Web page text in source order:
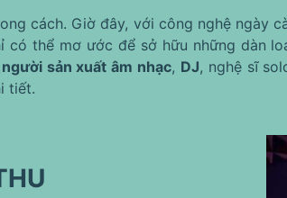
cách. Giờ đây, với công nghệ ngày
thể mơ ước để sở hữu những dàn
người sản xuất âm nhạc, DJ, nghệ sĩ
tiết.